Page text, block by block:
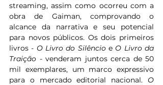
streaming, assim como ocorreu com a
obra de Gaiman, comprovando o
alcance da narrativa e seu potencial
para novos públicos. Os dois primeiros
livros - O Livro do Silêncio e O Livro da
Traição - venderam juntos cerca de 50
mil exemplares, um marco expressivo
para o mercado editorial nacional. O